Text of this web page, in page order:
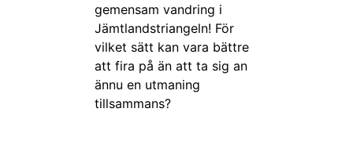
gemensam vandring i
Jämtlandstriangeln! För
vilket sätt kan vara bättre
att fira på än att ta sig an
ännu en utmaning
tillsammans?